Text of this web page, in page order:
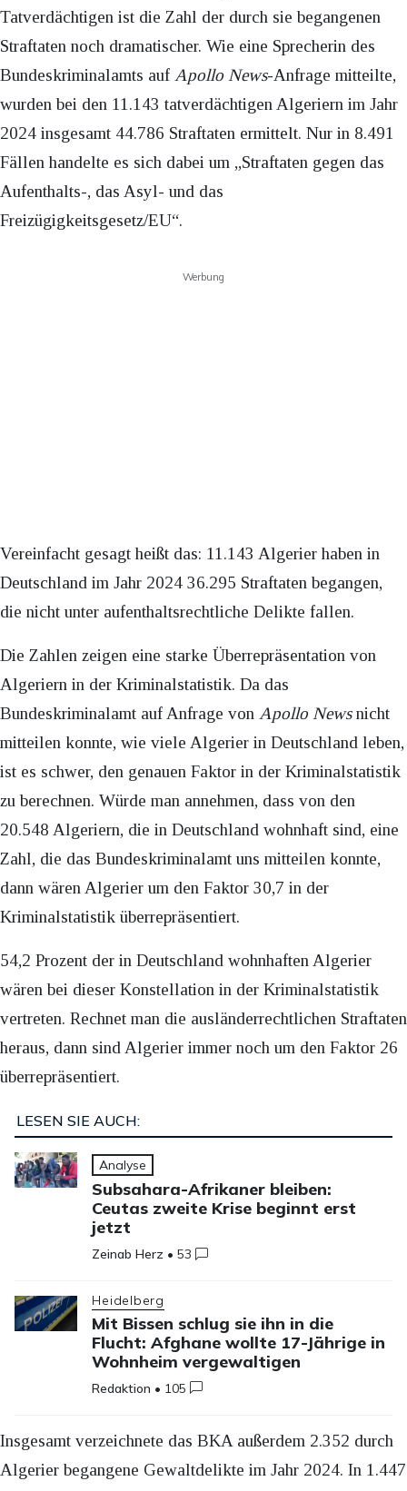
Tatverdächtigen ist die Zahl der durch sie begangenen
Straftaten noch dramatischer. Wie eine Sprecherin des
Bundeskriminalamts auf Apollo News-Anfrage mitteilte,
wurden bei den 11.143 tatverdächtigen Algeriern im Jahr
2024 insgesamt 44.786 Straftaten ermittelt. Nur in 8.491
Fällen handelte es sich dabei um „Straftaten gegen das
Aufenthalts-, das Asyl- und das
Freizügigkeitsgesetz/EU“.
Werbung
Vereinfacht gesagt heißt das: 11.143 Algerier haben in
Deutschland im Jahr 2024 36.295 Straftaten begangen,
die nicht unter aufenthaltsrechtliche Delikte fallen.
Die Zahlen zeigen eine starke Überrepräsentation von
Algeriern in der Kriminalstatistik. Da das
Bundeskriminalamt auf Anfrage von Apollo Newsnicht
mitteilen konnte, wie viele Algerier in Deutschland leben,
ist es schwer, den genauen Faktor in der Kriminalstatistik
zu berechnen. Würde man annehmen, dass von den
20.548 Algeriern, die in Deutschland wohnhaft sind, eine
Zahl, die das Bundeskriminalamt uns mitteilen konnte,
dann wären Algerier um den Faktor 30,7 in der
Kriminalstatistik überrepräsentiert.
54,2 Prozent der in Deutschland wohnhaften Algerier
wären bei dieser Konstellation in der Kriminalstatistik
vertreten. Rechnet man die ausländerrechtlichen Straftaten
heraus, dann sind Algerier immer noch um den Faktor 26
überrepräsentiert.
LESEN SIE AUCH:
Analyse
Subsahara-Afrikaner bleiben:
Ceutas zweite Krise beginnt erst
jetzt
Zeinab Herz •53
Heidelberg
Mit Bissen schlug sie ihn in die
Flucht: Afghane wollte 17-Jährige in
Wohnheim vergewaltigen
Redaktion • 105
Insgesamt verzeichnete das BKA außerdem 2.352 durch
Algerier begangene Gewaltdelikte im Jahr 2024. In 1.447